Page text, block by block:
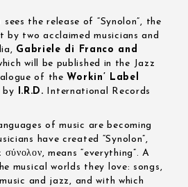
sees the release of “Synolon”, the
by two acclaimed musicians and
Gabriele di Franco and
will be published in the Jazz
of the Workin’ Label
by I.R.D. International Records
of music are becoming
have created “Synolon”,
means “everything”. A
musical worlds they love: songs,
and jazz, and with which